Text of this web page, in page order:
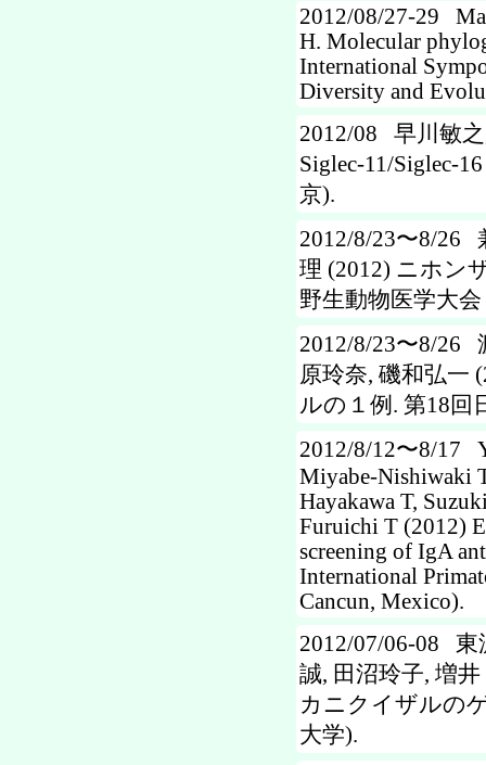
2012/08/27-29
H. Molecular
International
Diversity and
2012/08 早川敏
Siglec-11/Siglec-
京).
2012/8/23〜8/26
理 (2012) ニホン
野生動物医学大
2012/8/23〜8/26
原玲奈, 磯和弘一
ルの１例. 第18回
2012/8/12〜8/17
Miyabe-Nishiwaki
Hayakawa T,
Furuichi T (2012)
screening of IgA
International
Cancun, Mexico).
2012/07/06-08 東
誠, 田沼玲子, 増
カニクイザルの
大学).